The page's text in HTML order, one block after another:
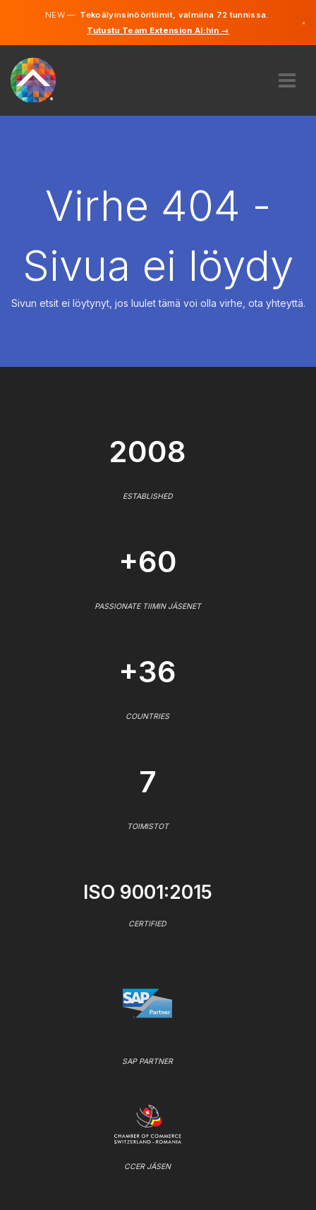
NEW —Tekoälyinsinööritiimit, valmiina 72 tunnissa.
Tutustu Team Extension AI:hin →
×
VUOKRAUS
Saksa
Englanti
Virhe 404 -
Sivua ei löydy
Sivun etsit ei löytynyt, jos luulet tämä voi olla virhe, ota yhteyttä.
2008
ESTABLISHED
+60
PASSIONATE TIIMIN JÄSENET
+36
COUNTRIES
7
TOIMISTOT
ISO 9001:2015
CERTIFIED
SAP PARTNER
CCER JÄSEN